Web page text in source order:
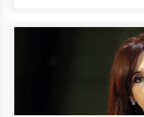
Medellín
de pertenencia
15/01/2026
Falcao regresa